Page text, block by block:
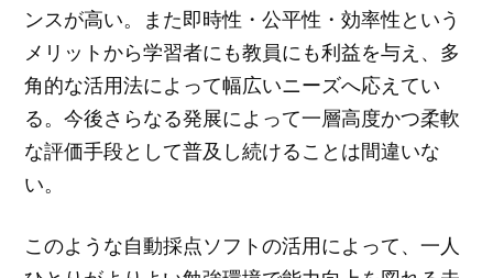
ンスが高い。また即時性・公平性・効率性という
メリットから学習者にも教員にも利益を与え、多
角的な活用法によって幅広いニーズへ応えてい
る。今後さらなる発展によって一層高度かつ柔軟
な評価手段として普及し続けることは間違いな
い。
このような自動採点ソフトの活用によって、一人